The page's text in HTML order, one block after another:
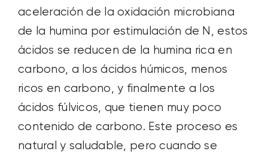
aceleración de la oxidación microbiana
de la humina por estimulación de N, estos
ácidos se reducen de la humina rica en
carbono, a los ácidos húmicos, menos
ricos en carbono, y finalmente a los
ácidos fúlvicos, que tienen muy poco
contenido de carbono. Este proceso es
natural y saludable, pero cuando se